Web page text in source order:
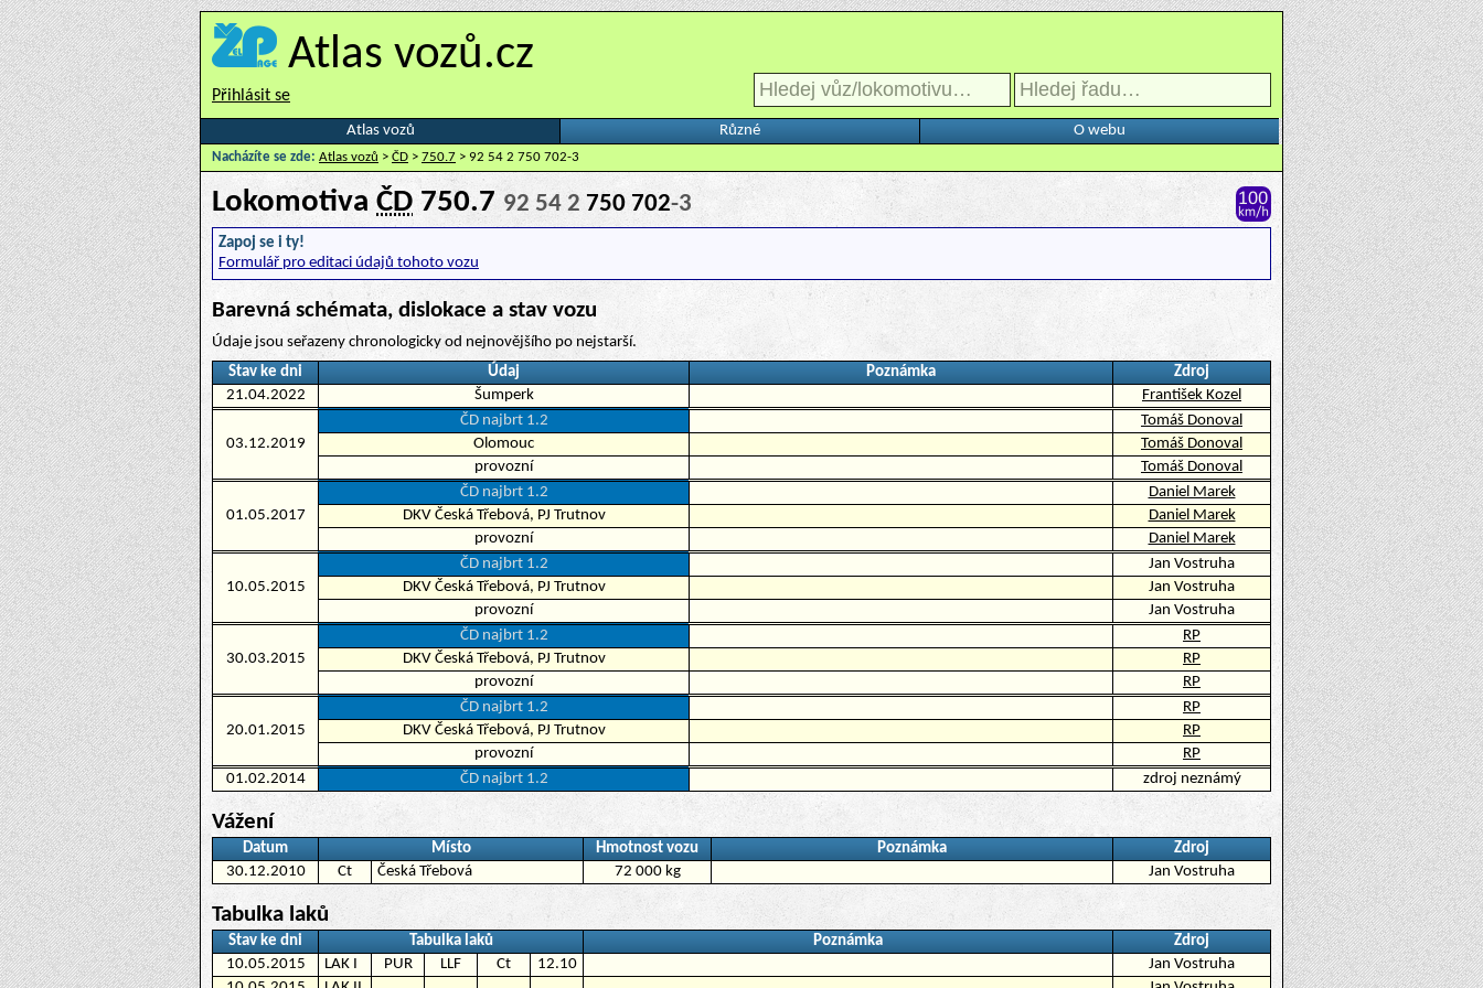
Atlas vozů.cz
Přihlásit se
Atlas vozů Různé O webu
Nacházíte se zde: Atlas vozů > ČD > 750.7 > 92 54 2 750 702-3
Lokomotiva ČD 750.7 92 54 2 750 702-3
Zapoj se i ty!
Formulář pro editaci údajů tohoto vozu
Barevná schémata, dislokace a stav vozu
Údaje jsou seřazeny chronologicky od nejnovějšího po nejstarší.
Stav ke dni
Údaj Poznámka
Zdroj
21.04.2022
Šumperk František Kozel
03.12.2019
ČD najbrt 1.2
Tomáš Donoval
Olomouc
Tomáš Donoval
provozní
Tomáš Donoval
01.05.2017
ČD najbrt 1.2
Daniel Marek
DKV Česká Třebová, PJ Trutnov
Daniel Marek
provozní
Daniel Marek
10.05.2015
ČD najbrt 1.2
Jan Vostruha
DKV Česká Třebová, PJ Trutnov
Jan Vostruha
provozní
Jan Vostruha
30.03.2015
ČD najbrt 1.2
RP
DKV Česká Třebová, PJ Trutnov
RP
provozní
RP
20.01.2015
ČD najbrt 1.2
RP
DKV Česká Třebová, PJ Trutnov
RP
provozní
RP
01.02.2014
ČD najbrt 1.2 zdroj neznámý
Vážení
Datum Místo Hmotnost vozu Poznámka
Zdroj
30.12.2010
Ct Česká Třebová 72 000 kg Jan Vostruha
Tabulka laků
Stav ke dni Tabulka laků Poznámka
Zdroj
10.05.2015
LAK I PUR LLF Ct 12.10
Jan Vostruha